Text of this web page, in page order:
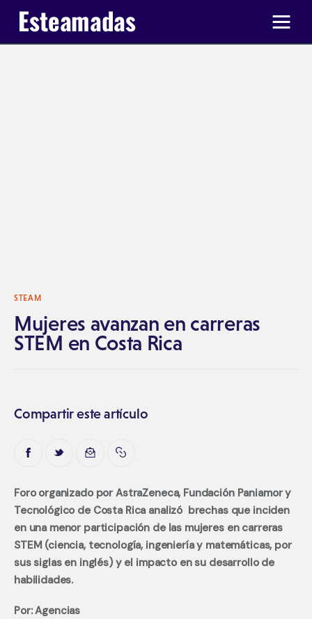
STEAM
Mujeres avanzan en carreras
STEM en Costa Rica
Compartir este artículo
Foro organizado por AstraZeneca, Fundación Paniamor y
Tecnológico de Costa Rica analizó  brechas que inciden
en una menor participación de las mujeres en carreras
STEM (ciencia, tecnología, ingeniería y matemáticas, por
sus siglas en inglés) y el impacto en su desarrollo de
habilidades.
Por: Agencias